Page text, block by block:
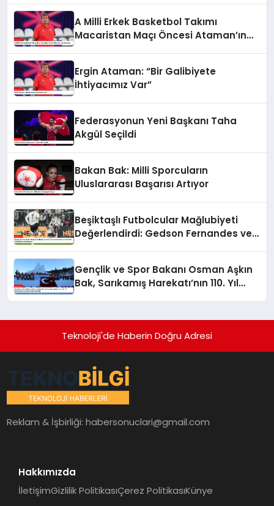
A Milli Erkek Basketbol Takımı
Macaristan Maçı Öncesi Ataman’ın
Ergin Ataman: “Bir Galibiyete
İhtiyacımız Var”
Federasyonun Yeni Başkanı Taha
Akgül Seçildi
Bakan Bak: Milli Sporcuların
Uluslararası Başarısı Artıyor
Beşiktaşlı Futbolcular Mağlubiyeti
Değerlendirdi: Gedson Fernandes ve
Gençlik ve Spor Bakanı Osman Aşkın
Bak, Sarıkamış Harekatı’nın 110. Yıl
Teknoloji'de Haberin Doğru Adresi
Reklam & İşbirliği:habersonuclari@gmail.com
Hakkımızda
İletişimGizlilik PolitikasıÇerez PolitikasıKünye